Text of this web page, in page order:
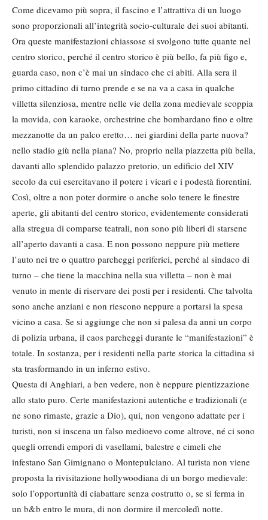
Come dicevamo più sopra, il fascino e l’attrattiva di un luogo
sono proporzionali all’integrità socio-culturale dei suoi abitanti.
Ora queste manifestazioni chiassose si svolgono tutte quante nel
centro storico, perché il centro storico è più bello, fa più figo e,
guarda caso, non c’è mai un sindaco che ci abiti. Alla sera il
primo cittadino di turno prende e se na va a casa in qualche
villetta silenziosa, mentre nelle vie della zona medievale scoppia
la movida, con karaoke, orchestrine che bombardano fino e oltre
mezzanotte da un palco eretto… nei giardini della parte nuova?
nello stadio giù nella piana? No, proprio nella piazzetta più bella,
davanti allo splendido palazzo pretorio, un edificio del XIV
secolo da cui esercitavano il potere i vicari e i podestà fiorentini.
Così, oltre a non poter dormire o anche solo tenere le finestre
aperte, gli abitanti del centro storico, evidentemente considerati
alla stregua di comparse teatrali, non sono più liberi di starsene
all’aperto davanti a casa. E non possono neppure più mettere
l’auto nei tre o quattro parcheggi periferici, perché al sindaco di
turno – che tiene la macchina nella sua villetta – non è mai
venuto in mente di riservare dei posti per i residenti. Che talvolta
sono anche anziani e non riescono neppure a portarsi la spesa
vicino a casa. Se si aggiunge che non si palesa da anni un corpo
di polizia urbana, il caos parcheggi durante le “manifestazioni” è
totale. In sostanza, per i residenti nella parte storica la cittadina si
sta trasformando in un inferno estivo.
Questa di Anghiari, a ben vedere, non è neppure pientizzazione
allo stato puro. Certe manifestazioni autentiche e tradizionali (e
ne sono rimaste, grazie a Dio), qui, non vengono adattate per i
turisti, non si inscena un falso medioevo come altrove, né ci sono
quegli orrendi empori di vasellami, balestre e cimeli che
infestano San Gimignano o Montepulciano. Al turista non viene
proposta la rivisitazione hollywoodiana di un borgo medievale:
solo l’opportunità di ciabattare senza costrutto o, se si ferma in
un b&b entro le mura, di non dormire il mercoledì notte.